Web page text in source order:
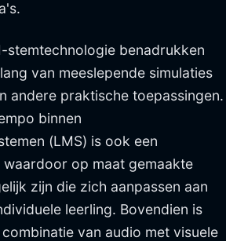
stemtechnologie benadrukken
van meeslepende simulaties
andere praktische toepassingen.
binnen
(LMS) is ook een
op maat gemaakte
zijn die zich aanpassen aan
leerling. Bovendien is
van audio met visuele